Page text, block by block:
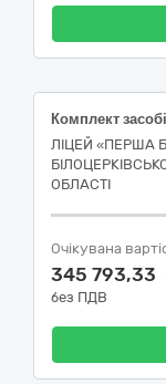
ЛІЦЕЙ «ПЕРША
ОБЛАСТІ
Очікувана
345 793,33
без ПДВ